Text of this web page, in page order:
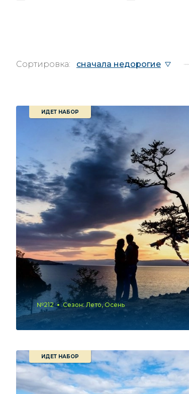
Сортировка: сначала недорогие
ИДЕТ НАБОР
№212 Сезон: Лето, Осень
ИДЕТ НАБОР